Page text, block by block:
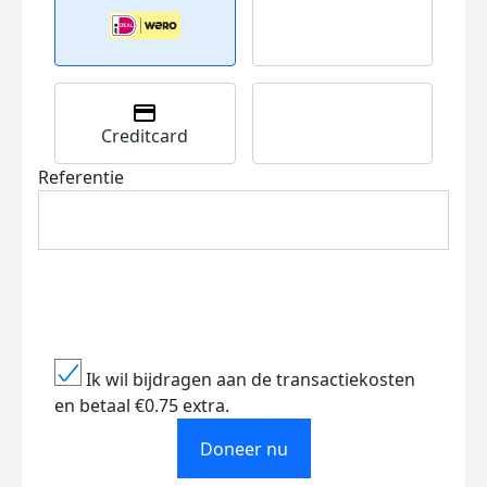
Creditcard
Referentie
Ik wil bijdragen aan de transactiekosten
en betaal €0.75 extra.
Doneer nu